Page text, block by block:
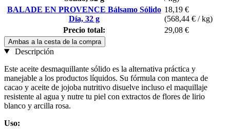
BALADE EN PROVENCE Bálsamo Sólido
Día, 32 g
18,19 €
(568,44 € / kg)
Precio total:
29,08 €
Ambas a la cesta de la compra
Descripción
Este aceite desmaquillante sólido es la alternativa práctica y
manejable a los productos líquidos. Su fórmula con manteca de
cacao y aceite de jojoba nutritivo disuelve incluso el maquillaje
resistente al agua y nutre tu piel con extractos de flores de lirio
blanco y arcilla rosa.
Uso: